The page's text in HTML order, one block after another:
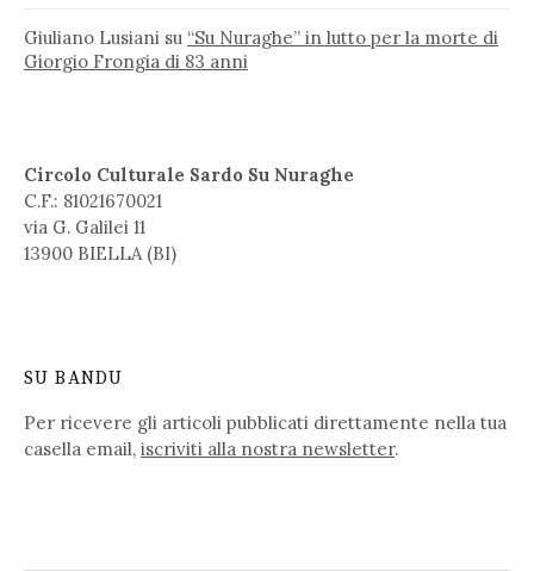
Giuliano Lusiani su “Su Nuraghe” in lutto per la morte di
Giorgio Frongia di 83 anni
Circolo Culturale Sardo Su Nuraghe
C.F.: 81021670021
via G. Galilei 11
13900 BIELLA (BI)
SU BANDU
Per ricevere gli articoli pubblicati direttamente nella tua
casella email, iscriviti alla nostra newsletter.